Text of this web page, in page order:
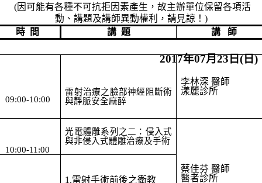
(因可能有各種不可抗拒因素產生，故主辦單位保留各項活
動、講題及講師異動權利，請見諒！ )
時
間 講 題 講 師
2017年07月23日(日)
09:00-10:00
雷射治療之臉部神經阻斷術
與靜脈安全麻醉
李林深 醫師
漾麗診所
10:00-11:00
光電體雕系列之二：侵入式
與非侵入式體雕治療及手術
蔡佳芬 醫師
醫者診所
1.雷射手術前後之衛教